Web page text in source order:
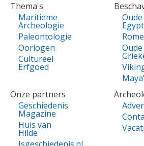
Thema's
Maritieme
Archeologie
Paleontologie
Oorlogen
Cultureel
Erfgoed
Oude
Oude
Onze partners
Geschiedenis
Magazine
Huis van
Hilde